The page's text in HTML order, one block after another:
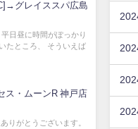
グレイススパ広島
日昼に時間がぽっかり
たところ、 そういえば
・ムーンR 神戸店
りがとうございます。